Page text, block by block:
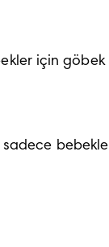
için
sadece